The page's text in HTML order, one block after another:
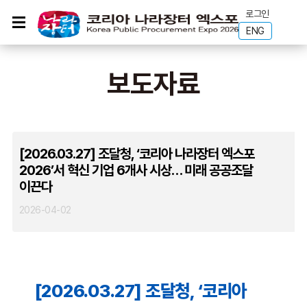
로그인
ENG
보도자료
[2026.03.27] 조달청, ‘코리아 나라장터 엑스포
2026’서 혁신 기업 6개사 시상… 미래 공공조달
이끈다
2026-04-02
[2026.03.27] 조달청, ‘코리아